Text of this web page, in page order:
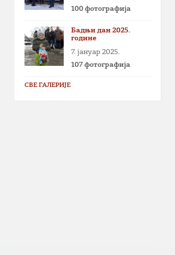
100 фотографија
Бадњи дан 2025.
године
7. јануар 2025.
107 фотографија
СВЕ ГАЛЕРИЈЕ